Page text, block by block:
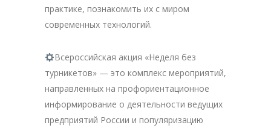
практике, познакомить их с миром
современных технологий.
Всероссийская акция «Неделя без
турникетов» — это комплекс мероприятий,
направленных на профориентационное
информирование о деятельности ведущих
предприятий России и популяризацию